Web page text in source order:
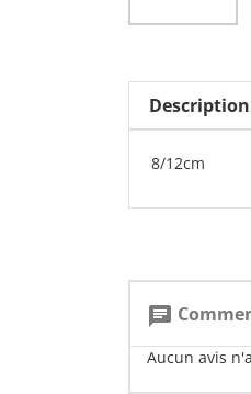
Description
8/12cm
chat
Aucun avis